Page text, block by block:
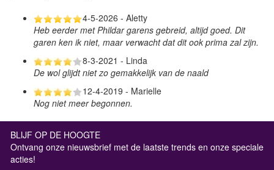
4-5-2026 - Aletty
Heb eerder met Phildar garens gebreid, altijd goed. Dit
garen ken ik niet, maar verwacht dat dit ook prima zal zijn.
8-3-2021 - Linda
De wol glijdt niet zo gemakkelijk van de naald
12-4-2019 - Marielle
Nog niet meer begonnen.
BLIJF OP DE HOOGTE
Ontvang onze nieuwsbrief met de laatste trends en onze speciale
acties!